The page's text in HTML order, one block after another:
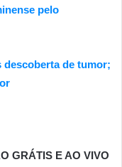
pelo
de tumor;
GRÁTIS E AO VIVO